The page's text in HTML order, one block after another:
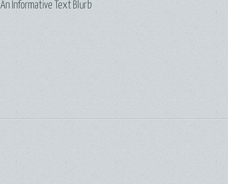
An Informative Text Blurb